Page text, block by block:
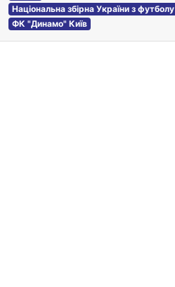
Національна збірна України з футболу
ФК "Динамо" Київ